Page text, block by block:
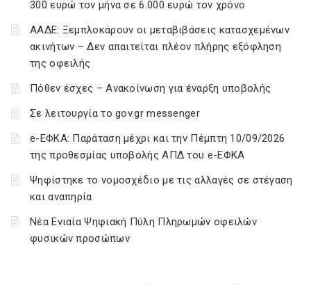
300 ευρώ τον μήνα σε 6.000 ευρώ τον χρόνο
ΑΑΔΕ: Ξεμπλοκάρουν οι μεταβιβάσεις κατασχεμένων
ακινήτων – Δεν απαιτείται πλέον πλήρης εξόφληση
της οφειλής
Πόθεν έσχες – Ανακοίνωση για έναρξη υποβολής
Σε λειτουργία το gov.gr messenger
e-ΕΦΚΑ: Παράταση μέχρι και την Πέμπτη 10/09/2026
της προθεσμίας υποβολής ΑΠΔ του e-ΕΦΚΑ
Ψηφίστηκε το νομοσχέδιο με τις αλλαγές σε στέγαση
και αναπηρία
Νέα Ενιαία Ψηφιακή Πύλη Πληρωμών οφειλών
φυσικών προσώπων